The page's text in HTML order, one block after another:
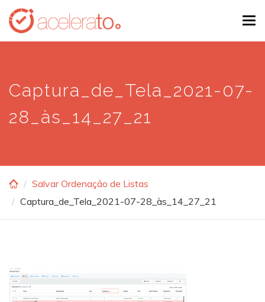
Skip
main
Captura_de_Tela_2021-07-
28_às_14_27_21
Salvar Ordenação de Listas
Captura_de_Tela_2021-07-28_às_14_27_21